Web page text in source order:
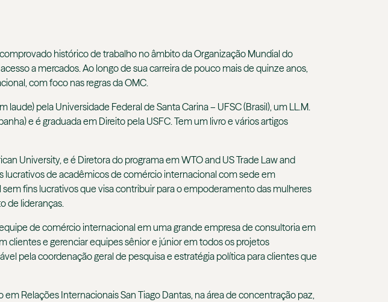
histórico de trabalho no âmbito da Organização Mundial do
a mercados. Ao longo de sua carreira de pouco mais de quinze anos,
com foco nas regras da OMC.
pela Universidade Federal de Santa Carina – UFSC (Brasil), um LL.M.
e é graduada em Direito pela USFC. Tem um livro e vários artigos
University, e é Diretora do programa em WTO and US Trade Law and
de acadêmicos de comércio internacional com sede em
fins lucrativos que visa contribuir para o empoderamento das mulheres
de lideranças.
de comércio internacional em uma grande empresa de consultoria em
clientes e gerenciar equipes sênior e júnior em todos os projetos
pela coordenação geral de pesquisa e estratégia política para clientes que
Relações Internacionais San Tiago Dantas, na área de concentração paz,